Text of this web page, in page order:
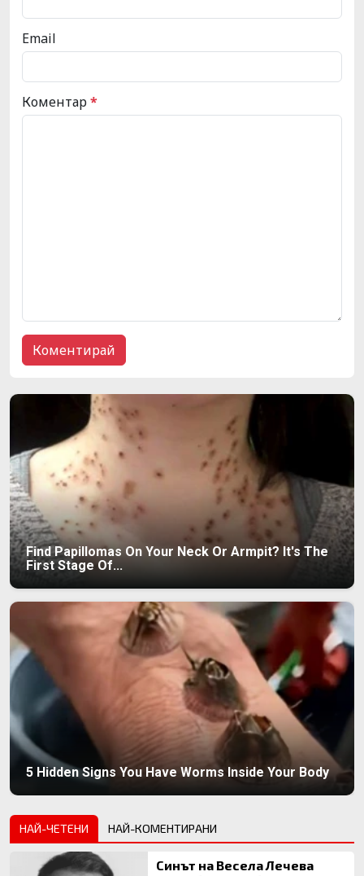
Email
Коментар*
Find Papillomas On Your Neck Or Armpit? It's The
First Stage Of...
5 Hidden Signs You Have Worms Inside Your Body
НАЙ-ЧЕТЕНИ НАЙ-КОМЕНТИРАНИ
Синът на Весела Лечева